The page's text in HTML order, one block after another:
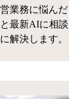
業務に悩ん
最新AIに相
解決します。